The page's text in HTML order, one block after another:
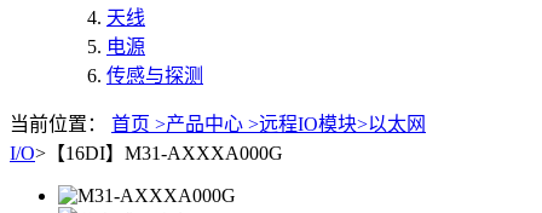
天线
电源
传感与探测
当前位置： 首页 >产品中心 >远程IO模块>以太网
I/O>【16DI】M31-AXXXA000G